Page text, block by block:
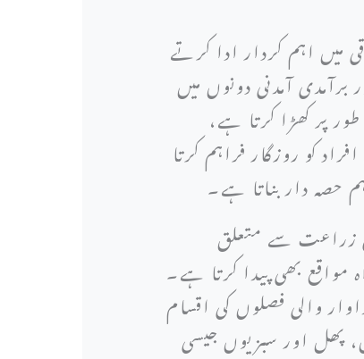
اہم کردار ادا کرتے
آمدنی دونوں میں
پر کھڑا کرتا ہے،
کو روزگار فراہم کرتا
حصہ دار بناتا ہے۔
کی معیشت کی بنیاد ہے۔ تقریبا 60 فیصد آبادی زراعت سے متعلق
بھی پیدا کرتا ہے۔
والی فصلوں کی اقسام
پھل اور سبزیوں جیسی